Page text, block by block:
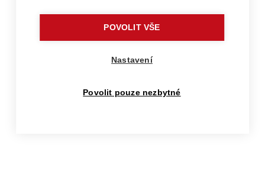
POVOLIT VŠE
Nastavení
Povolit pouze nezbytné